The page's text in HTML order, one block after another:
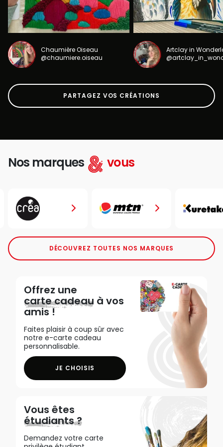
Chaumière Oiseau
@chaumiere.oiseau
Artclay in
PARTAGEZ VOS CRÉATIONS
Nos marques vous
DÉCOUVREZ TOUTES NOS MARQUES
Offrez une
carte cadeau à vos
amis !
Faites plaisir à coup sûr avec
notre e-carte cadeau
personnalisable.
JE CHOISIS
Vous êtes
étudiants ?
Demandez votre carte